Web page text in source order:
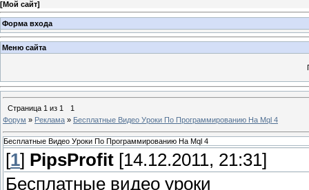
[Мой сайт]
Форма входа
Меню сайта
Страница 1 из 1
1
Форум » Реклама » Бесплатные Видео Уроки По Программированию На Mql 4
Бесплатные Видео Уроки По Программированию На Mql 4
[1] PipsProfit [14.12.2011, 21:31]
Бесплатные видео уроки